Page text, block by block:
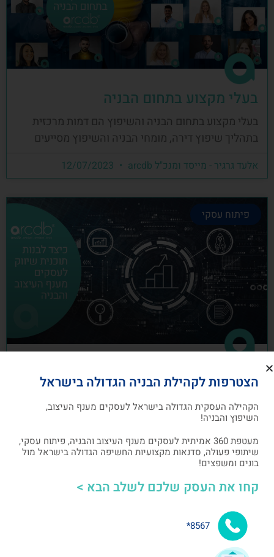
בעלי מקצוע בתחום הבניה
בעלי מקצוע בתחום הבניה והשיפוץ הם דמות מרכזית
בתהליך שיפוץ דירה, מומחי הבניה והשיפוץ מסייעים
אלעד גרגיר - מייסד ומנכ"ל arcdb
פיתוח עסקי
כיצד לבנות תוכנית שיווק לעסקים מענף
העיצוב והבניה
תוכנית שיווק הנה תוכנית כתובה, המהווה מפת דרכים
אלעד גרגיר - מייסד ומנכ"ל arcdb 05/07/2023
הצטרפות לקהילת הבניה הגדולה בישראל
הקהילה העסקית הגדולה בישראל לעסקים מענף העיצוב,
השיפוץ והבניה!
מעטפת 360 אמיתית לעסקים מענף העיצוב והבניה, פיתוח עסקי,
שיתופי פעולה, סדנאות מקצועיות החשיפה הגדולה בישראל מול
בונים ומשפצים!
קחו את העסק שלכם לשלב הבא >
8567*